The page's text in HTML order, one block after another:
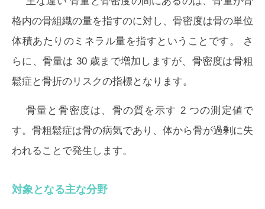
格内の骨組織の量を指すのに対し、骨密度は骨の単位
体積あたりのミネラル量を指すということです。 さ
らに、骨量は 30 歳まで増加しますが、骨密度は骨粗
鬆症と骨折のリスクの指標となります。
骨量と骨密度は、骨の質を示す 2 つの測定値で
す。骨粗鬆症は骨の病気であり、体から骨が過剰に失
われることで発生します。
対象となる主な分野